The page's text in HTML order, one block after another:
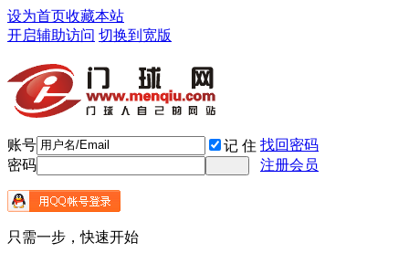
设为首页收藏本站
开启辅助访问 切换到宽版
账号 记 住 找回密码
密码
注册会员
只需一步，快速开始